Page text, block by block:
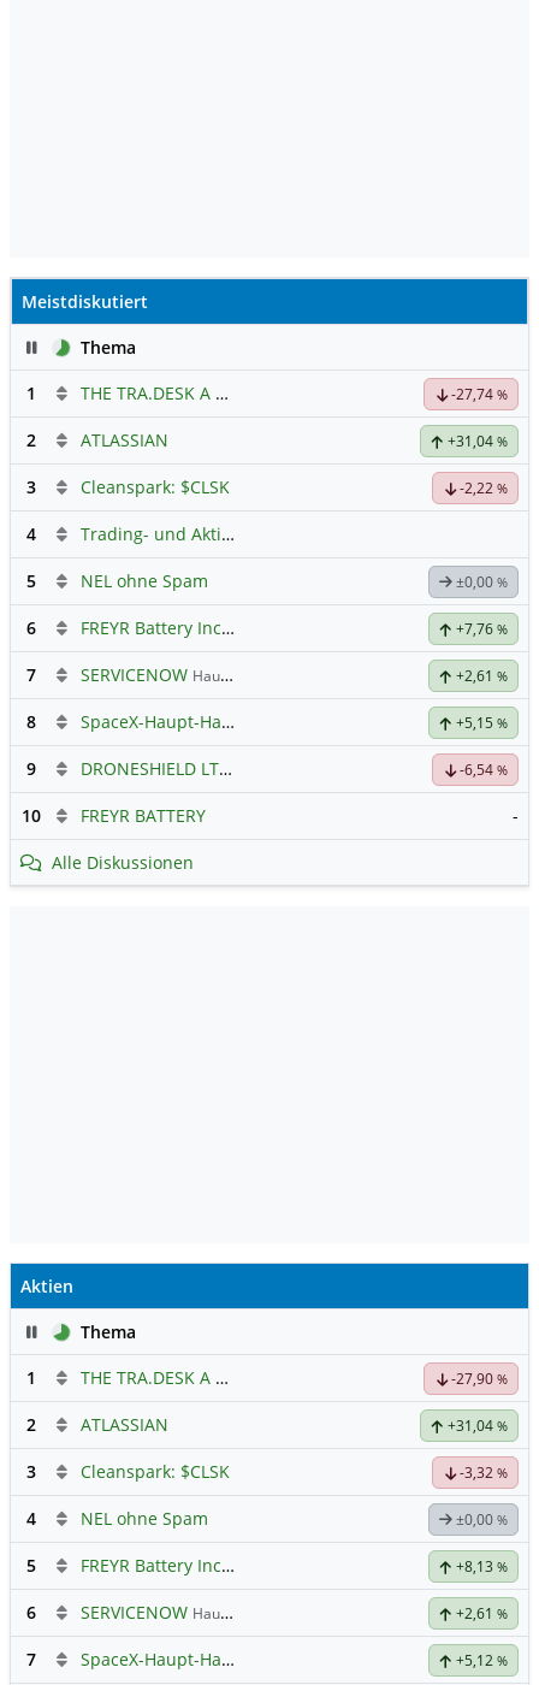
Meistdiskutiert
PauseThema
1
THE TRA.DESK A DL-,000001 -27,74 %
2 ATLASSIAN +31,04 %
3 Cleanspark: $CLSK -2,22 %
4 Trading- und Aktien-Chat
5 NEL ohne Spam ±0,00 %
6 FREYR Battery Inc Registered Shs Hauptdiskussion+7,76 %
7 SERVICENOW Hauptdiskussion +2,61 %
8 SpaceX-Haupt-Hauptforum +5,15 %
9 DRONESHIELD LTD -6,54 %
10 FREYR BATTERY -
Alle Diskussionen
Aktien
PauseThema
1
THE TRA.DESK A DL-,000001 -27,90 %
2 ATLASSIAN +31,04 %
3 Cleanspark: $CLSK -3,32 %
4 NEL ohne Spam ±0,00 %
5 FREYR Battery Inc Registered Shs Hauptdiskussion+8,13 %
6 SERVICENOW Hauptdiskussion +2,61 %
7 SpaceX-Haupt-Hauptforum +5,12 %